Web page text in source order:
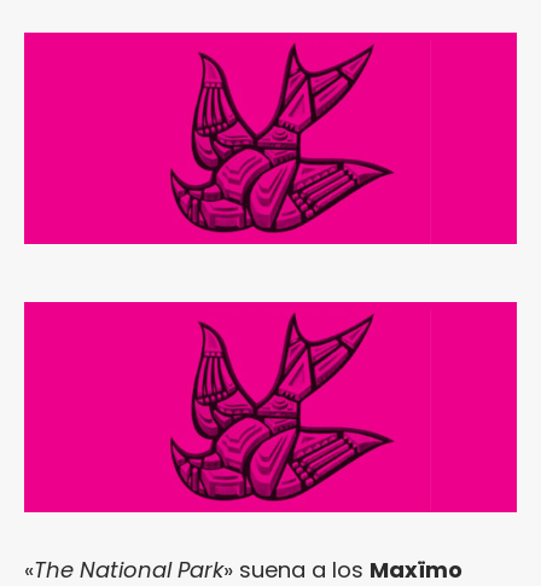
«The National Park» suena a los Maxïmo